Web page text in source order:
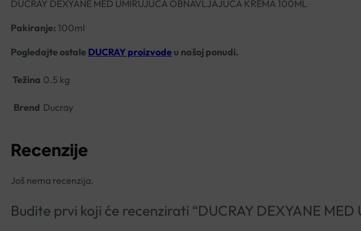
DUCRAY DEXYANE MED UMIRUJUĆA OBNAVLJAJUĆA KREMA 100ML
Pakiranje: 100ml
Pogledajte ostale DUCRAY proizvode u našoj ponudi.
Težina 0.5 kg
Brend Ducray
Recenzije
Još nema recenzija.
Budite prvi koji će recenzirati “DUCRAY DEXYANE